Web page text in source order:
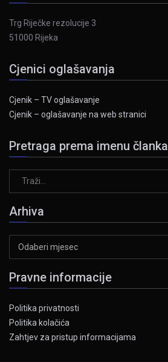
Trg Riječke rezolucije 3
51000 Rijeka
Cjenici oglašavanja
Cjenik – TV oglašavanje
Cjenik – oglašavanje na web stranici
Pretraga prema imenu članka
Arhiva
Pravne informacije
Politika privatnosti
Politika kolačića
Zahtjev za pristup informacijama